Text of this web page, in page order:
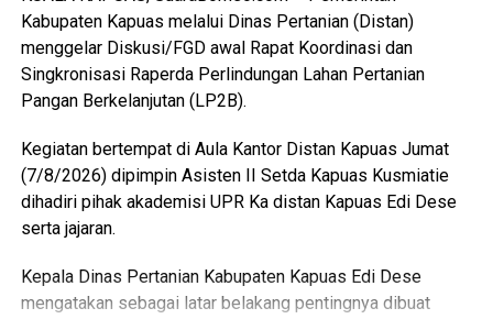
bersedia direlokasi tanpa adanya penolakan. Seluruh 16
pemotong unggas telah memenuhi kewajiban membayar
retribusi.
Rp300 per ekor meningkat dari tarif sebelumnya Rp100
per ekor. Dana ini masuk pendapatan daerah kemudian
kembali kepada peningkatan fasilitas RPU itu sendiri.
pemotongan unggas dapat berlangsung lebih tertata
memenuhi standar kesehatan masyarakat serta
Kabupaten Kapuas melalui Dinas Pertanian (Distan)
menggelar Diskusi/FGD awal Rapat Koordinasi dan
Singkronisasi Raperda Perlindungan Lahan Pertanian
Pangan Berkelanjutan (LP2B).
Kegiatan bertempat di Aula Kantor Distan Kapuas Jumat
(7/8/2026) dipimpin Asisten II Setda Kapuas Kusmiatie
dihadiri pihak akademisi UPR Ka distan Kapuas Edi Dese
serta jajaran.
Kepala Dinas Pertanian Kabupaten Kapuas Edi Dese
mengatakan sebagai latar belakang pentingnya dibuat